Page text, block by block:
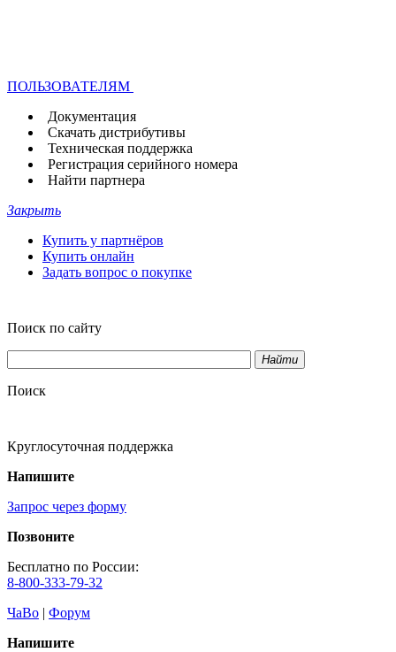
ПОЛЬЗОВАТЕЛЯМ
Документация
Скачать дистрибутивы
Техническая поддержка
Регистрация серийного номера
Найти партнера
Закрыть
Купить у партнёров
Купить онлайн
Задать вопрос о покупке
Поиск по сайту
Найти
Поиск
Круглосуточная поддержка
Напишите
Запрос через форму
Позвоните
Бесплатно по России:
8-800-333-79-32
ЧаВо | Форум
Напишите